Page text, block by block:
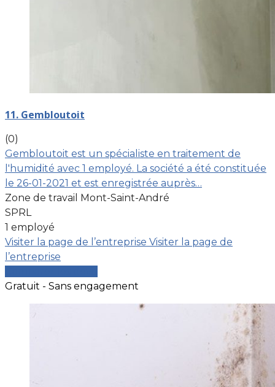
11. Gembloutoit
(0)
Gembloutoit est un spécialiste en traitement de
l'humidité avec 1 employé. La société a été constituée
le 26-01-2021 et est enregistrée auprès…
Zone de travail Mont-Saint-André
SPRL
1 employé
Visiter la page de l’entreprise Visiter la page de
l’entreprise
Gratuit - Sans engagement